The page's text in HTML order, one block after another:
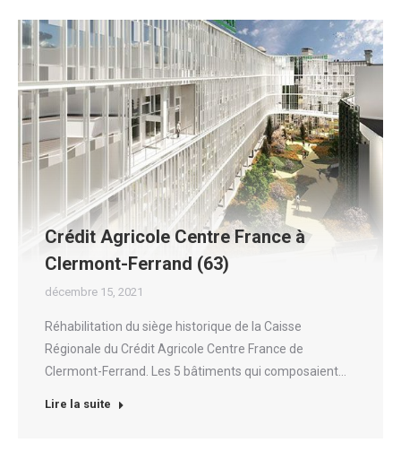
Crédit Agricole Centre France à
Clermont-Ferrand (63)
décembre 15, 2021
Réhabilitation du siège historique de la Caisse
Régionale du Crédit Agricole Centre France de
Clermont-Ferrand. Les 5 bâtiments qui composaient…
Lire la suite